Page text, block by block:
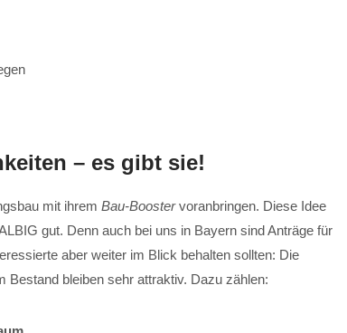
– es gibt sie!
mit ihrem Bau-Boostervoranbringen. Diese Idee
gut. Denn auch bei uns in Bayern sind Anträge für
aber weiter im Blick behalten sollten: Die
Bestand bleiben sehr attraktiv. Dazu zählen: